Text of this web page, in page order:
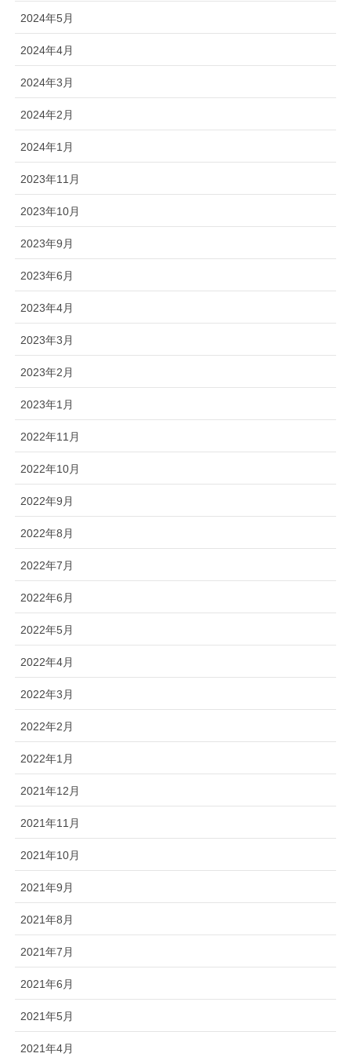
2024年5月
2024年4月
2024年3月
2024年2月
2024年1月
2023年11月
2023年10月
2023年9月
2023年6月
2023年4月
2023年3月
2023年2月
2023年1月
2022年11月
2022年10月
2022年9月
2022年8月
2022年7月
2022年6月
2022年5月
2022年4月
2022年3月
2022年2月
2022年1月
2021年12月
2021年11月
2021年10月
2021年9月
2021年8月
2021年7月
2021年6月
2021年5月
2021年4月